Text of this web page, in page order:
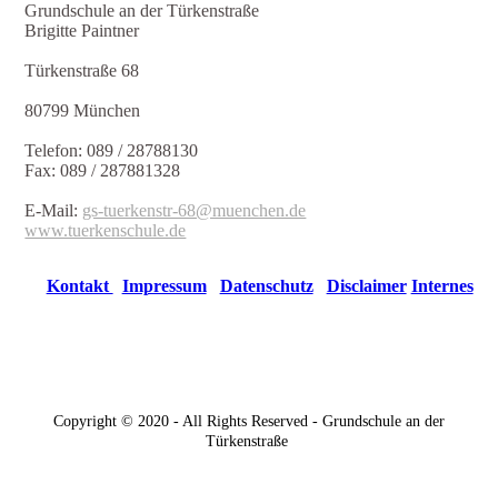
Grundschule an der Türkenstraße
Brigitte Paintner
Türkenstraße 68
80799 München
Telefon: 089 / 28788130
Fax: 089 / 287881328
E-Mail: gs-tuerkenstr-68@muenchen.de
www.tuerkenschule.de
Kontakt Impressum Datenschutz Disclaimer Internes
Copyright © 2020 - All Rights Reserved - Grundschule an der
Türkenstraße